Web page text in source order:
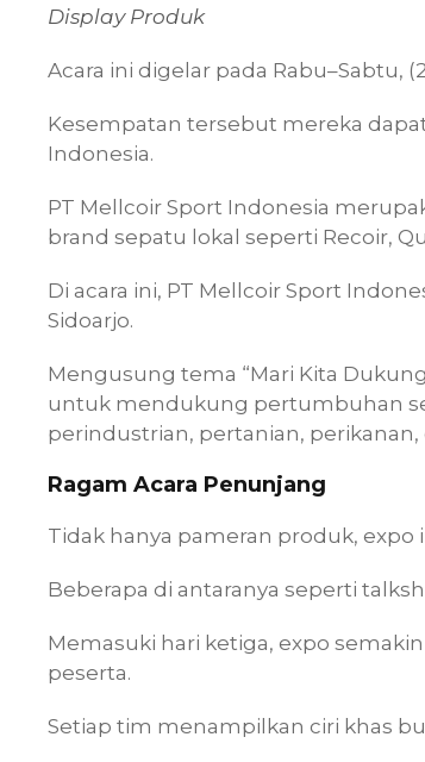
Display Produk
Acara ini digelar pada Rabu–Sabtu,
Kesempatan tersebut mereka
Indonesia.
PT Mellcoir Sport Indonesia
brand sepatu lokal seperti Recoir,
Di acara ini, PT Mellcoir Sport
Sidoarjo.
Mengusung tema “Mari Kita
untuk mendukung pertumbuhan
perindustrian, pertanian, perikanan,
Ragam Acara Penunjang
Tidak hanya pameran produk,
Beberapa di antaranya seperti
Memasuki hari ketiga, expo
peserta.
Setiap tim menampilkan ciri khas